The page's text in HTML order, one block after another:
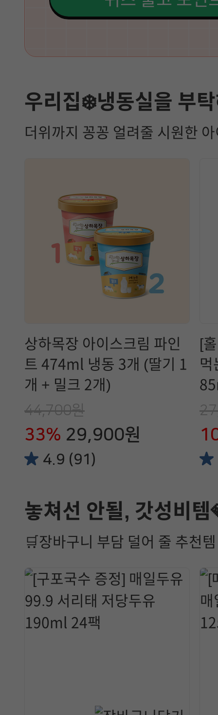
우리집❄️냉동실을 부
더위까지 꽁꽁 얼려줄 시원한
상하목장 아이스크림 파인
트 474ml 냉동 3개 (딸기 1
개 + 밀크 2개)
44,700원
33% 29,900원
4.9 (91)
[
먹
놓쳐선 안될, 갓성비템
🛒장바구니 부담 덜어 줄 추천